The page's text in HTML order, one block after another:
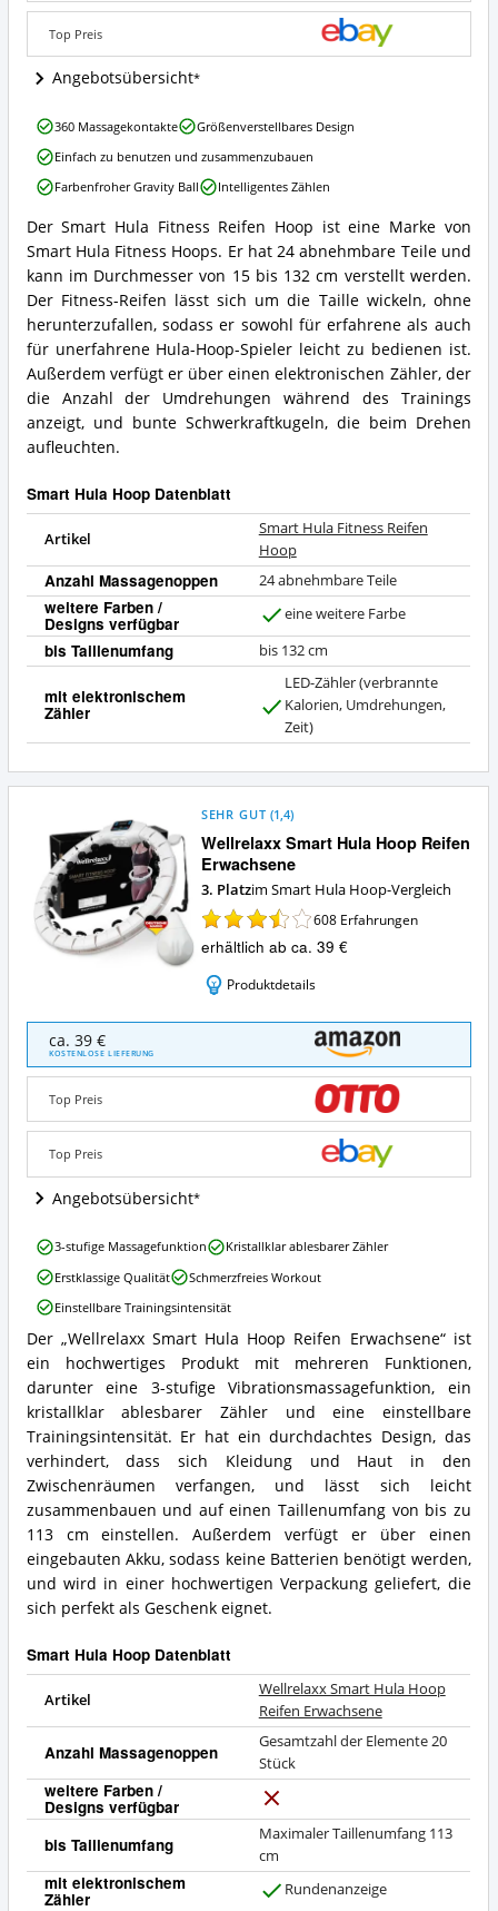
Angebote:
ist
dieser
Smart
Hoop
erhältlich?
Top Preis
Angebotsübersicht
Smart
Hula
Fitness
Reifen
Hoop
Zusammenfassung:
Was
bietet
dieser
Smart
Hula
Hoop?
Der Smart Hula Fitness Reifen Hoop ist eine Marke von
Smart Hula Fitness Hoops. Er hat 24 abnehmbare Teile und
kann im Durchmesser von 15 bis 132 cm verstellt werden.
Der Fitness-Reifen lässt sich um die Taille wickeln, ohne
herunterzufallen, sodass er sowohl für erfahrene als auch
für unerfahrene Hula-Hoop-Spieler leicht zu bedienen ist.
Außerdem verfügt er über einen elektronischen Zähler, der
die Anzahl der Umdrehungen während des Trainings
anzeigt, und bunte Schwerkraftkugeln, die beim Drehen
aufleuchten.
Smart Hula Hoop Datenblatt
Artikel
Smart Hula Fitness Reifen
Hoop
Anzahl Massagenoppen 24 abnehmbare Teile
weitere Farben /
Designs verfügbar
a
eine weitere Farbe
bis Taillenumfang bis 132 cm
mit elektronischem
Zähler
a
LED-Zähler (verbrannte
Kalorien, Umdrehungen,
Zeit)
Smart
Hula
Fitness
Reifen
Hoop
Vorteile:
Was
spricht
für
diesen
Smart
Hula
Hoop?
360 Massagekontakte
Größenverstellbares Design
Einfach zu benutzen und zusammenzubauen
Farbenfroher Gravity Ball
Intelligentes Zählen
Wellrelaxx Smart Hula Hoop Reifen
Erwachsene
SEHR GUT (1,4)
3. Platzim Smart Hula Hoop-Vergleich
608 Erfahrungen
erhältlich ab ca. 39 €
Produktdetails
Wellrelaxx
Smart
Hula
Hoop
Reifen
Erwachsene
Angebote:
ist
dieser
Hula
Hoop
erhältlich?
ca. 39 €
KOSTENLOSE LIEFERUNG
Top Preis
Top Preis
Angebotsübersicht
Wellrelaxx
Smart
Hula
Hoop
Reifen
Erwachsene
Zusammenfassung:
Was
bietet
dieser
Smart
Hula
Hoop?
Der „Wellrelaxx Smart Hula Hoop Reifen Erwachsene“ ist
ein hochwertiges Produkt mit mehreren Funktionen,
darunter eine 3-stufige Vibrationsmassagefunktion, ein
kristallklar ablesbarer Zähler und eine einstellbare
Trainingsintensität. Er hat ein durchdachtes Design, das
verhindert, dass sich Kleidung und Haut in den
Zwischenräumen verfangen, und lässt sich leicht
zusammenbauen und auf einen Taillenumfang von bis zu
113 cm einstellen. Außerdem verfügt er über einen
eingebauten Akku, sodass keine Batterien benötigt werden,
und wird in einer hochwertigen Verpackung geliefert, die
sich perfekt als Geschenk eignet.
Smart Hula Hoop Datenblatt
Artikel
Wellrelaxx Smart Hula Hoop
Reifen Erwachsene
Anzahl Massagenoppen
Gesamtzahl der Elemente 20
Stück
weitere Farben /
Designs verfügbar
N
e
i
n
bis Taillenumfang
Maximaler Taillenumfang 113
cm
mit elektronischem
Zähler Rundenanzeige
Wellrelaxx
Smart
Hula
Hoop
Reifen
Erwachsene
Vorteile:
Was
spricht
für
diesen
Smart
Hula
Hoop?
3-stufige Massagefunktion
Kristallklar ablesbarer Zähler
Erstklassige Qualität
Schmerzfreies Workout
Einstellbare Trainingsintensität